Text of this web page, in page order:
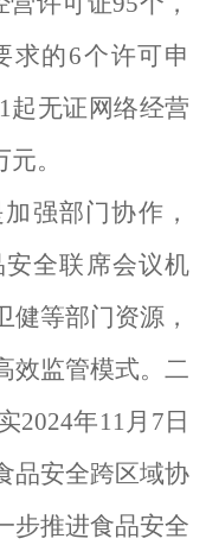
求的6个许可申
起无证网络经营
。
强部门协作，
全联席会议机
等部门资源，
效监管模式。二
2024年11月7日
品安全跨区域协
步推进食品安全